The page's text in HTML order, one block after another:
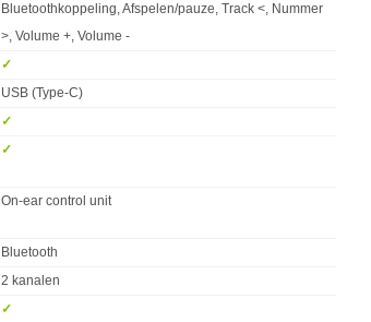
Bluetoothkoppeling, Afspelen/pauze, Track <, Nummer
>, Volume +, Volume -
✓︎
USB (Type-C)
✓︎
✓︎
On-ear control unit
Bluetooth
2 kanalen
✓︎